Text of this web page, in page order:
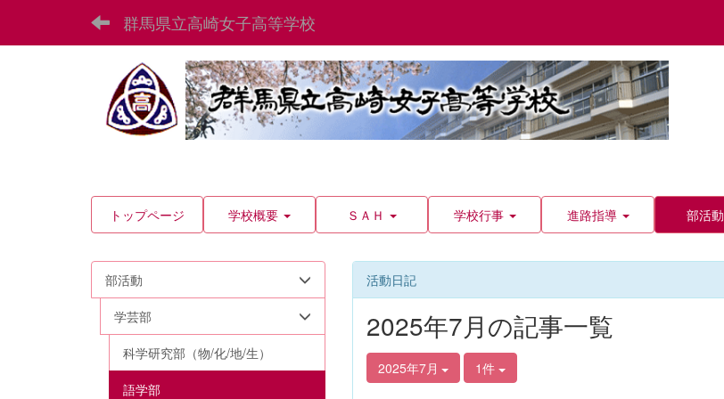
群馬県立高崎女子高等学校
トップページ 学校概要 ＳＡＨ 学校行事 進路指導 部活動
活動日記
2025年7月の記事一覧
2025年7月 1件
部活動
学芸部
科学研究部（物/化/地/生）
語学部